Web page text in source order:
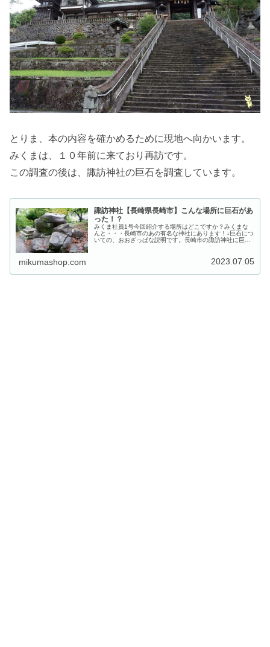
とりま、本の内容を確かめるために現地へ向かいます。
みくまは、１０年前に来ており再訪です。
この調査の後は、諏訪神社の巨石を調査しています。
諏訪神社【長崎県長崎市】こんな場所に巨石があ
った！？
みくま社員1号今回紹介する場所はどこですか？みくまな
んと・・・長崎市のあの有名な神社にあります！↓巨石につ
いての、おおざっぱな説明です。長崎市の諏訪神社に巨石
mikumashop.com 2023.07.05